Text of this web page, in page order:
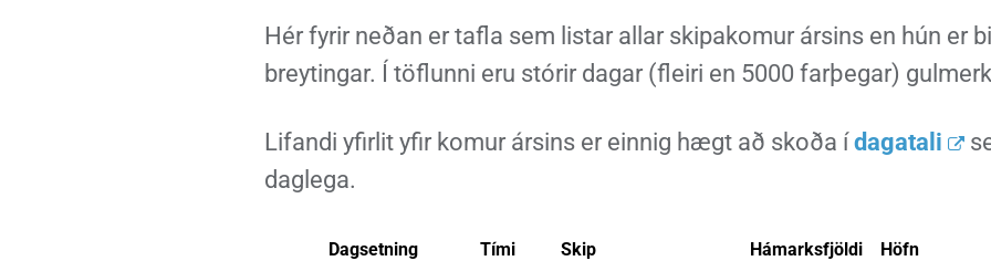
Hér fyrir neðan er tafla sem listar allar skipakomur ársins en hún er
breytingar. Í töflunni eru stórir dagar (fleiri en 5000 farþegar)
Lifandi yfirlit yfir komur ársins er einnig hægt að skoða ídagatali
daglega.
Dagsetning Tími Skip
Hámarksfjöldi
Höfn